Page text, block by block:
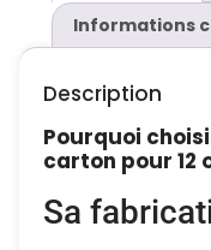
Informations
Description
Pourquoi
carton pour 12
Sa